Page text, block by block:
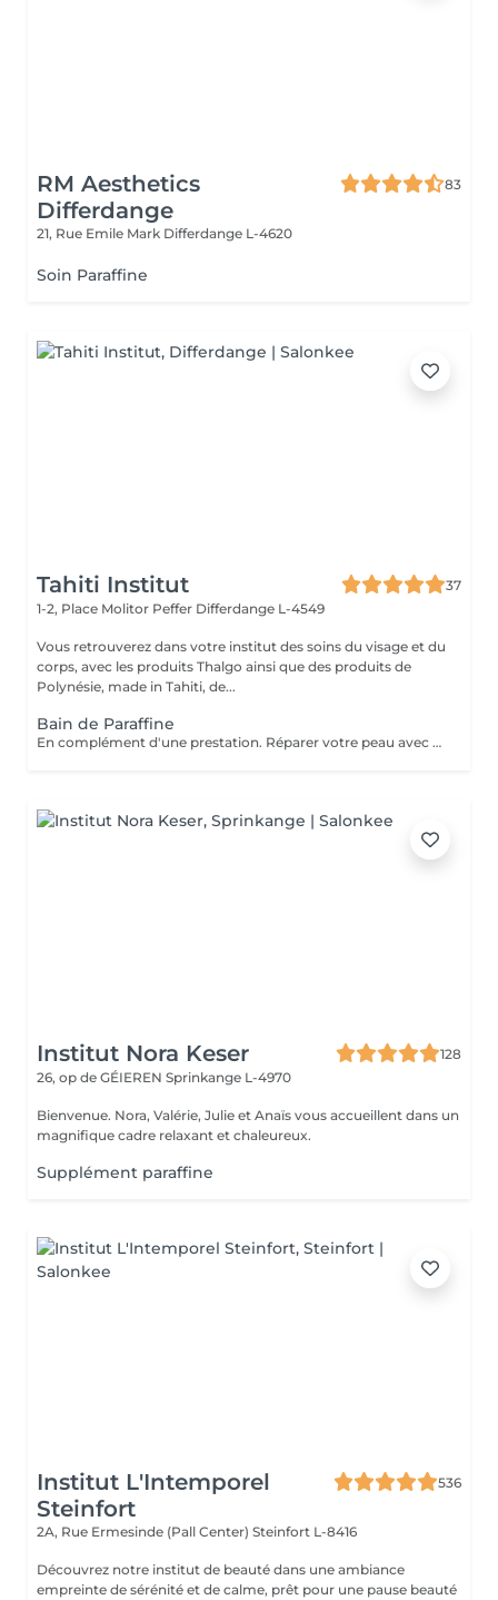
RM Aesthetics
Differdange
83
21, Rue Emile Mark Differdange L-4620
Soin Paraffine
Tahiti Institut
37
1-2, Place Molitor Peffer Differdange L-4549
Vous retrouverez dans votre institut des soins du visage et du
corps, avec les produits Thalgo ainsi que des produits de
Polynésie, made in Tahiti, de...
Bain de Paraffine
En complément d'une prestation. Réparer votre peau avec une agréable chaleur qui vous enveloppe.
Institut Nora Keser
128
26, op de GÉIEREN Sprinkange L-4970
Bienvenue. Nora, Valérie, Julie et Anaïs vous accueillent dans un
magnifique cadre relaxant et chaleureux.
Supplément paraffine
Institut L'Intemporel
Steinfort
536
2A, Rue Ermesinde (Pall Center) Steinfort L-8416
Découvrez notre institut de beauté dans une ambiance
empreinte de sérénité et de calme, prêt pour une pause beauté